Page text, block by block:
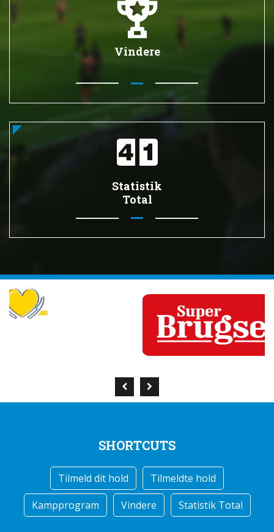
Vindere
Statistik
Total
SHORTCUTS
Tilmeld dit hold
Tilmeldte hold
Kampprogram
Vindere Statistik Total